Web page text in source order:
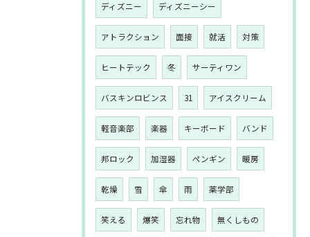
ディズニー ディズニーシー
アトラクション 面接 就活 対策
ヒートテック 冬 サーティワン
バスキンロビンス 31 アイスクリーム
軽音楽部 楽器 キーボード バンド
邦ロック 加湿器 ペンギン 暖房
乾燥 雪 傘 雨 薬学部
笑える 爆笑 忘れ物 無くしもの